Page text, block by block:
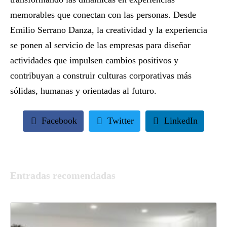
memorables que conectan con las personas. Desde
Emilio Serrano Danza, la creatividad y la experiencia
se ponen al servicio de las empresas para diseñar
actividades que impulsen cambios positivos y
contribuyan a construir culturas corporativas más
sólidas, humanas y orientadas al futuro.
Facebook Twitter LinkedIn
Entradas recomendadas